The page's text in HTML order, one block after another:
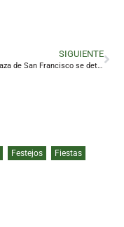
SIGUIENTE
La Plaza de San Francisco se deteriora entre manchas de cera y falta de mantenimiento
Festejos
Fiestas